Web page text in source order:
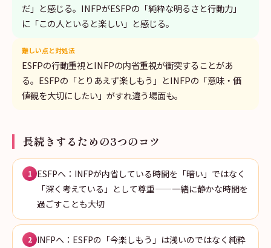
だ」と感じる。INFPがESFPの「純粋な明るさと行動力」
に「この人といると楽しい」と感じる。
難しい点と対処法
ESFPの行動重視とINFPの内省重視が衝突することがあ
る。ESFPの「とりあえず楽しもう」とINFPの「意味・価
値観を大切にしたい」がすれ違う場面も。
長続きするための3つのコツ
1
ESFPへ：INFPが内省している時間を「暗い」ではなく
「深く考えている」として尊重——一緒に静かな時間を
過ごすことも大切
2 INFPへ：ESFPの「今楽しもう」は浅いのではなく純粋